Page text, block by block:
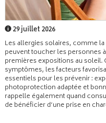
29 juillet 2026
Les allergies solaires, comme
peuvent toucher les personnes
premières expositions au soleil.
symptômes, les facteurs
essentiels pour les prévenir :
photoprotection adaptée et
rappelle également quand
de bénéficier d’une prise en